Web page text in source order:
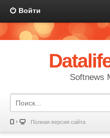
Войти
Softnews
Полная версия сайта